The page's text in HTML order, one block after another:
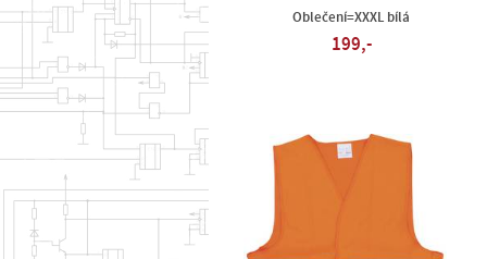
Oblečení=XXXL bílá
199,-